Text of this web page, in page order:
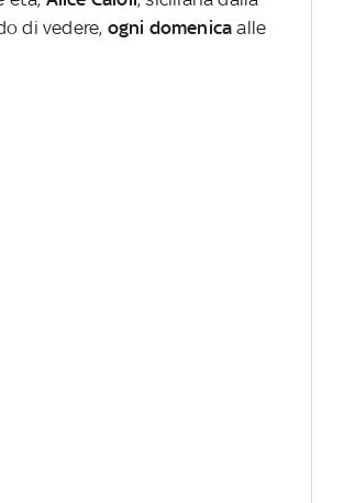
di vedere, ogni domenicaalle